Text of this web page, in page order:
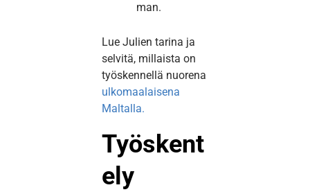
man.
Lue Julien tarina ja
selvitä, millaista on
työskennellä nuorena
ulkomaalaisena
Maltalla.
Työskent
ely